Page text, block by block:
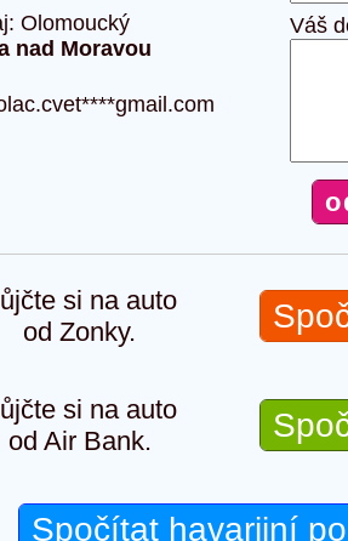
Olomoucký
nad Moravou
Váš
si na auto
od Zonky.
si na auto
od Air Bank.
Spočítat havarijní